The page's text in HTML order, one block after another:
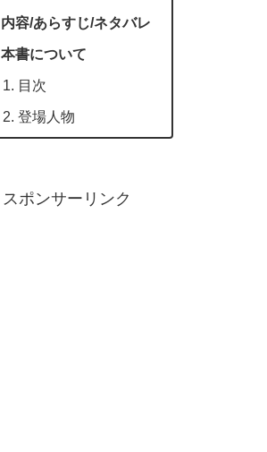
内容/あらすじ/ネタバレ
本書について
目次
登場人物
スポンサーリンク